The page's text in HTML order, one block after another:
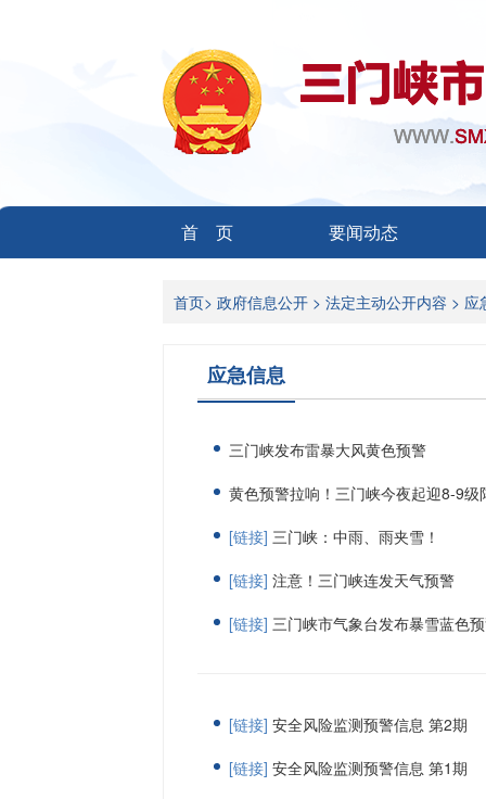
首 页 要闻动态
首页> 政府信息公开 > 法定主动公开内容 > 应
应急信息
三门峡发布雷暴大风黄色预警
黄色预警拉响！三门峡今夜起迎8-9
[链接] 三门峡：中雨、雨夹雪！
[链接] 注意！三门峡连发天气预警
[链接] 三门峡市气象台发布暴雪蓝色
[链接] 安全风险监测预警信息 第2期
[链接] 安全风险监测预警信息 第1期